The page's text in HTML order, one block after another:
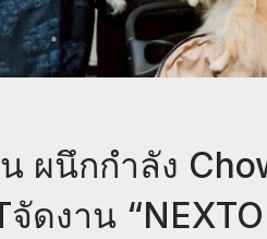
ผนึกกำลัง
จัดงาน